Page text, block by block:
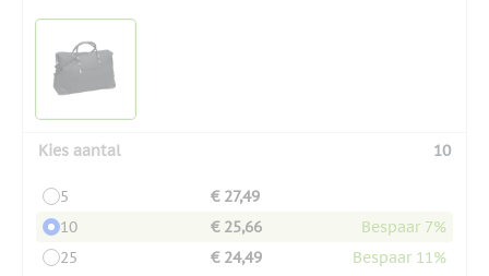
Kies aantal 10
5
€ 27,49
10
€ 25,66
Bespaar 7%
25
€ 24,49
Bespaar 11%